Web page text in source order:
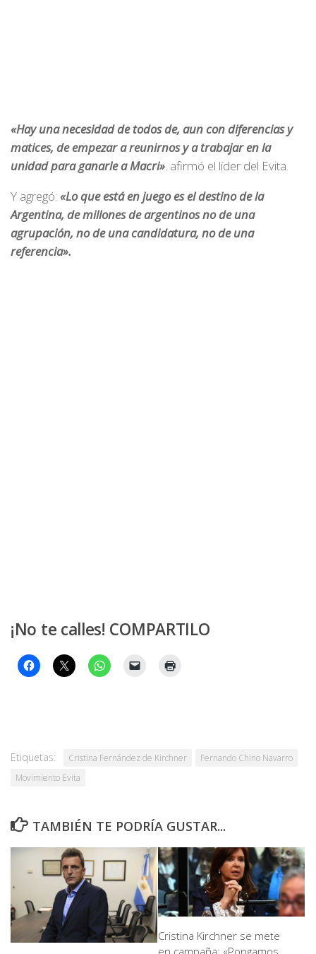
«Hay una necesidad de todos de, aun con diferencias y
matices, de empezar a reunirnos y a trabajar en la
unidad para ganarle a Macri». afirmó el líder del Evita.
Y agregó: «Lo que está en juego es el destino de la
Argentina, de millones de argentinos no de una
agrupación, no de una candidatura, no de una
referencia».
¡No te calles! COMPARTILO
Etiquetas: Cristina Fernández de Kirchner
Fernando Chino Navarro
Movimiento Evita
TAMBIÉN TE PODRÍA GUSTAR...
Cristina Kirchner se mete
en campaña: «Pongamos